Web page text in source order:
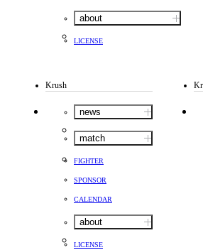
about
LICENSE
Krush
news
match
FIGHTER
SPONSOR
CALENDAR
about
LICENSE